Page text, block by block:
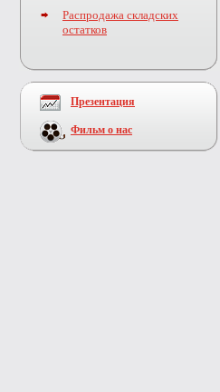
Распродажа складских
остатков
Презентация
Фильм о нас